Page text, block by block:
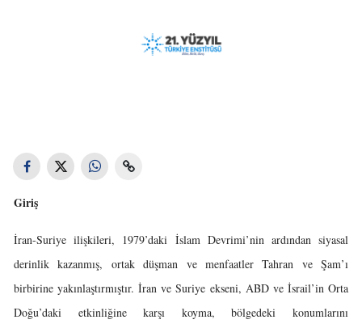
Giriş
İran-Suriye ilişkileri, 1979’daki İslam Devrimi’nin ardından siyasal
derinlik kazanmış, ortak düşman ve menfaatler Tahran ve Şam’ı
birbirine yakınlaştırmıştır. İran ve Suriye ekseni, ABD ve İsrail’in Orta
Doğu’daki etkinliğine karşı koyma, bölgedeki konumlarını